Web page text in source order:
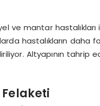
ve mantar
hastalıkların
Altyapının tahrip